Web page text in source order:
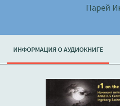
Парей
ИНФОРМАЦИЯ О АУДИОКНИГЕ